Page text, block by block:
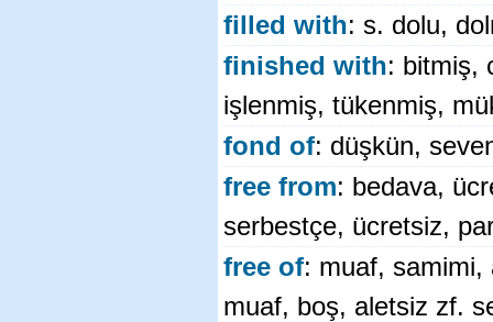
filled with: s. dolu,
finished with: bitmiş,
işlenmiş, tükenmiş,
fond of: düşkün,
free from: bedava,
serbestçe, ücretsiz,
free of: muaf, samimi,
muaf, boş, aletsiz zf.